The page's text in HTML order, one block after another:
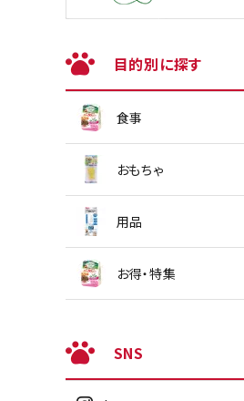
目的別に探す
食事
おもちゃ
用品
お得・特集
SNS